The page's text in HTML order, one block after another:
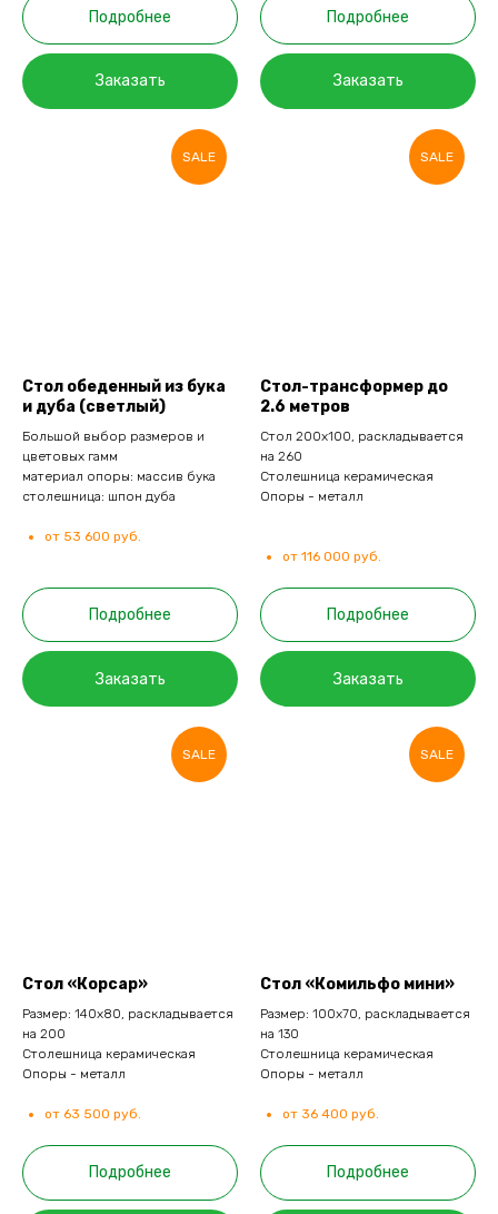
Подробнее
Заказать
Подробнее
Заказать
SALE
Стол обеденный из бука
и дуба (светлый)
Большой выбор размеров и
цветовых гамм
материал опоры: массив бука
столешница: шпон дуба
от 53 600 руб.
Подробнее
Заказать
SALE
Стол-трансформер до
2.6 метров
Стол 200х100, раскладывается
на 260
Столешница керамическая
Опоры - металл
от 116 000 руб.
Подробнее
Заказать
SALE
Стол «Корсар»
Размер: 140х80, раскладывается
на 200
Столешница керамическая
Опоры - металл
от 63 500 руб.
Подробнее
SALE
Стол «Комильфо мини»
Размер: 100х70, раскладывается
на 130
Столешница керамическая
Опоры - металл
от 36 400 руб.
Подробнее